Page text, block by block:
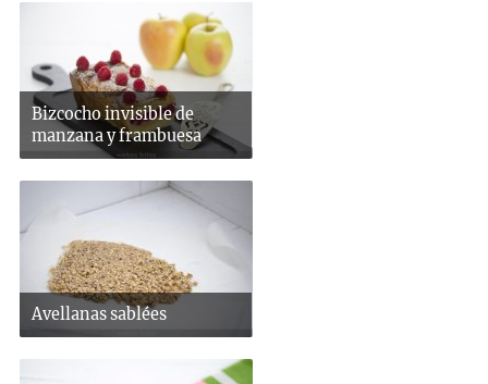
Bizcocho invisible de
manzana y frambuesa
Avellanas sablées